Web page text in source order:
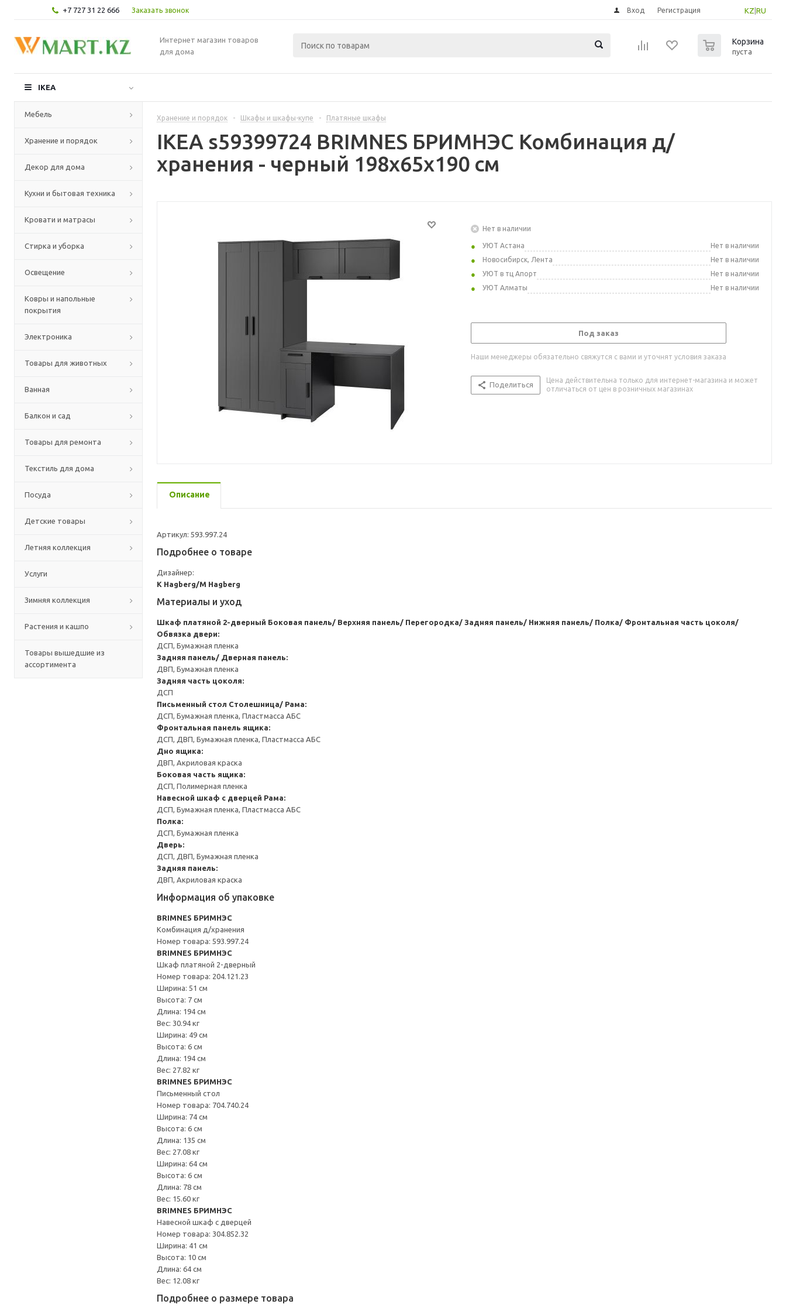
+7 727 31 22 666 Заказать звонок KZ RU
Вход Регистрация
Интернет магазин товаров
для дома
Корзина
пуста
IKEA
Мебель
Хранение и порядок
Декор для дома
Кухни и бытовая техника
Кровати и матрасы
Стирка и уборка
Освещение
Ковры и напольные
покрытия
Электроника
Товары для животных
Ванная
Балкон и сад
Товары для ремонта
Текстиль для дома
Посуда
Детские товары
Летняя коллекция
Услуги
Зимняя коллекция
Растения и кашпо
Товары вышедшие из
ассортимента
Хранение и порядок - Шкафы и шкафы-купе - Платяные шкафы
IKEA s59399724 BRIMNES БРИМНЭС Комбинация д/
хранения - черный 198x65x190 см
Нет в наличии
УЮТ Астана
Нет в наличии
Новосибирск, Лента
Нет в наличии
УЮТ в тц Апорт
Нет в наличии
УЮТ Алматы
Нет в наличии
Под заказ
Наши менеджеры обязательно свяжутся с вами и уточнят условия заказа
Поделиться
Цена действительна только для интернет-магазина и может
отличаться от цен в розничных магазинах
Описание
Артикул: 593.997.24
Подробнее о товаре
Дизайнер:
K Hagberg/M Hagberg
Материалы и уход
Шкаф платяной 2-дверный Боковая панель/ Верхняя панель/ Перегородка/ Задняя панель/ Нижняя панель/ Полка/ Фронтальная часть цоколя/
Обвязка двери:
ДСП, Бумажная пленка
Задняя панель/ Дверная панель:
ДВП, Бумажная пленка
Задняя часть цоколя:
ДСП
Письменный стол Столешница/ Рама:
ДСП, Бумажная пленка, Пластмасса АБС
Фронтальная панель ящика:
ДСП, ДВП, Бумажная пленка, Пластмасса АБС
Дно ящика:
ДВП, Акриловая краска
Боковая часть ящика:
ДСП, Полимерная пленка
Навесной шкаф с дверцей Рама:
ДСП, Бумажная пленка, Пластмасса АБС
Полка:
ДСП, Бумажная пленка
Дверь:
ДСП, ДВП, Бумажная пленка
Задняя панель:
ДВП, Акриловая краска
Информация об упаковке
BRIMNES БРИМНЭС
Комбинация д/хранения
Номер товара: 593.997.24
BRIMNES БРИМНЭС
Шкаф платяной 2-дверный
Номер товара: 204.121.23
Ширина: 51 см
Высота: 7 см
Длина: 194 см
Вес: 30.94 кг
Ширина: 49 см
Высота: 6 см
Длина: 194 см
Вес: 27.82 кг
BRIMNES БРИМНЭС
Письменный стол
Номер товара: 704.740.24
Ширина: 74 см
Высота: 6 см
Длина: 135 см
Вес: 27.08 кг
Ширина: 64 см
Высота: 6 см
Длина: 78 см
Вес: 15.60 кг
BRIMNES БРИМНЭС
Навесной шкаф с дверцей
Номер товара: 304.852.32
Ширина: 41 см
Высота: 10 см
Длина: 64 см
Вес: 12.08 кг
Подробнее о размере товара